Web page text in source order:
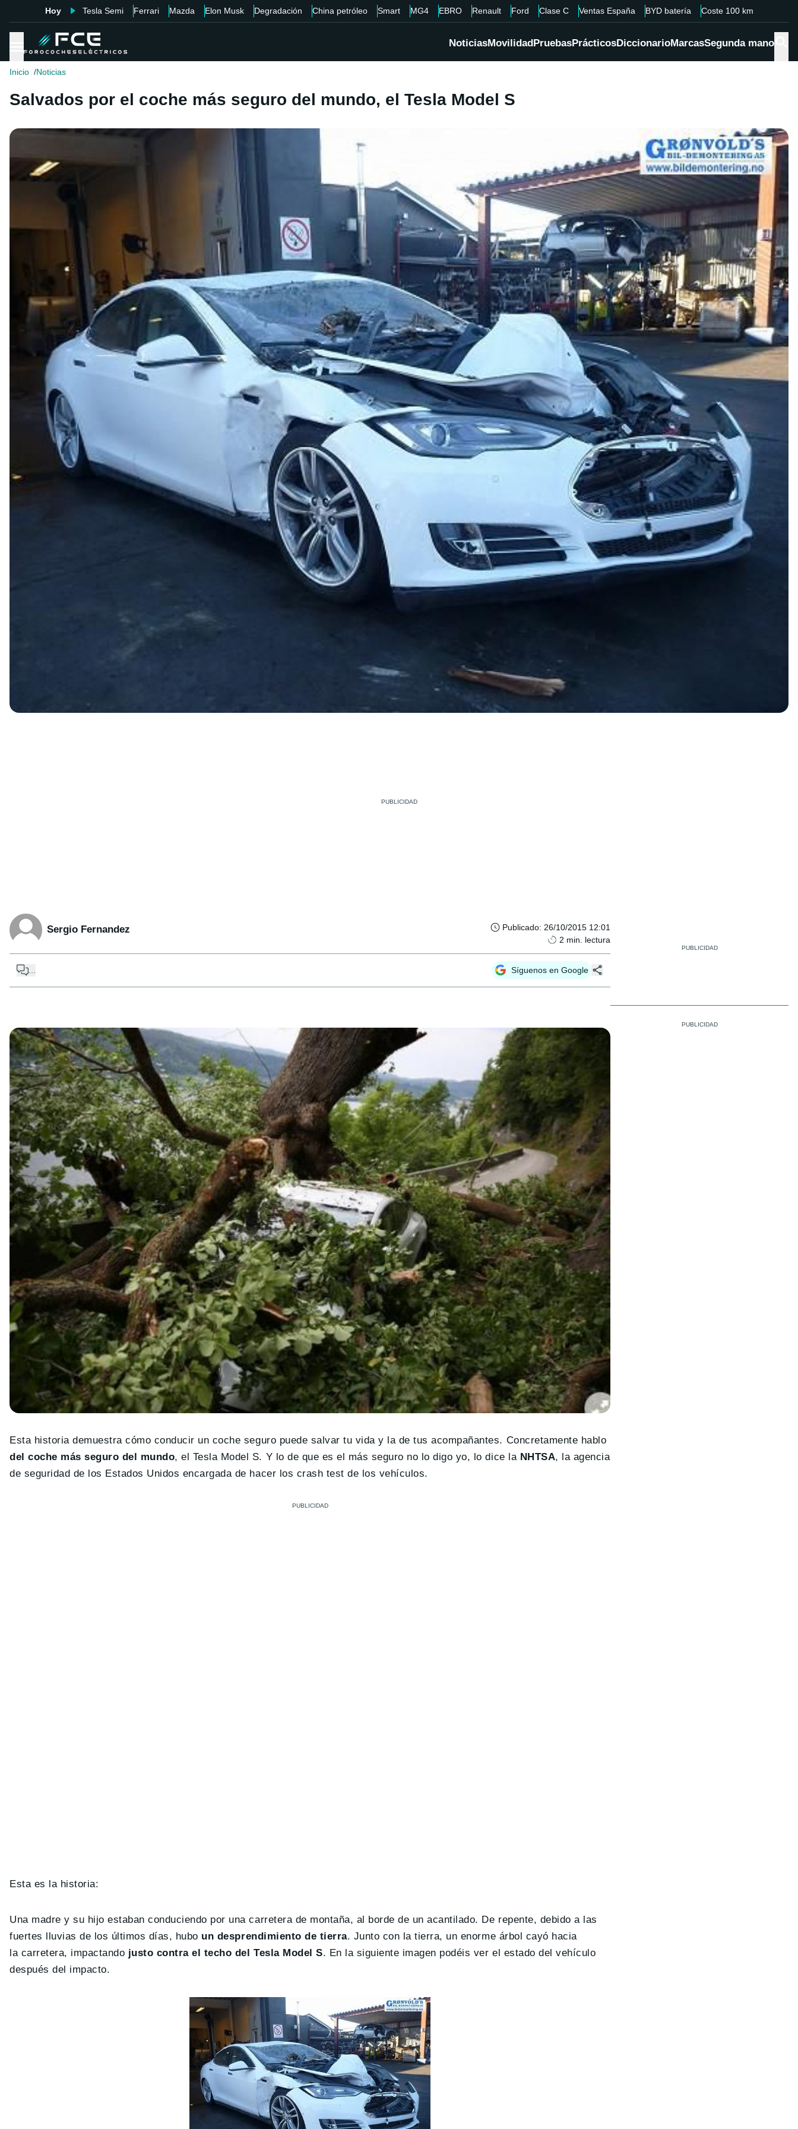
Hoy Tesla Semi Ferrari Mazda Elon Musk Degradación China petróleo Smart MG4 EBRO Renault Ford Clase C Ventas España BYD batería Coste 100 km
NoticiasMovilidadPruebasPrácticosDiccionarioMarcasSegunda mano
Inicio Noticias
Salvados por el coche más seguro del mundo, el Tesla Model S
Sergio Fernandez Publicado: 26/10/2015 12:01
2 min. lectura
Síguenos en Google
Esta historia demuestra cómo conducir un coche seguro puede salvar tu vida y la de tus acompañantes. Concretamente hablo
del coche más seguro del mundo, el Tesla Model S. Y lo de que es el más seguro no lo digo yo, lo dice la NHTSA, la agencia
de seguridad de los Estados Unidos encargada de hacer los crash test de los vehículos.
Esta es la historia:
Una madre y su hijo estaban conduciendo por una carretera de montaña, al borde de un acantilado. De repente, debido a las
fuertes lluvias de los últimos días, hubo un desprendimiento de tierra. Junto con la tierra, un enorme árbol cayó hacia
la carretera, impactando justo contra el techo del Tesla Model S. En la siguiente imagen podéis ver el estado del vehículo
después del impacto.